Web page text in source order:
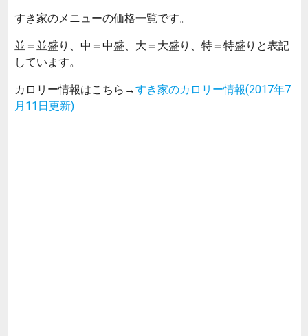
すき家のメニューの価格一覧です。
並＝並盛り、中＝中盛、大＝大盛り、特＝特盛りと表記
しています。
カロリー情報はこちら→すき家のカロリー情報(2017年7
月11日更新)